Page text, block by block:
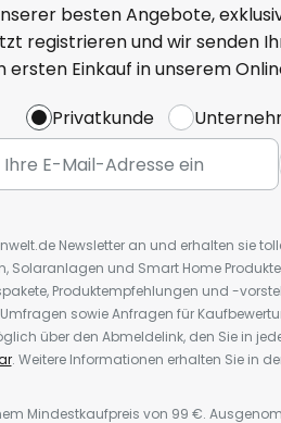
besten Angebote,
registrieren und wir senden
ersten Einkauf in unserem
Privatkunde
Newsletter an und erhalten sie
Solaranlagen und Smart Home
Produktempfehlungen und -
sowie Anfragen für
über den Abmeldelink, den Sie in
. Weitere Informationen erhalten Sie in
Mindestkaufpreis von 99 €.